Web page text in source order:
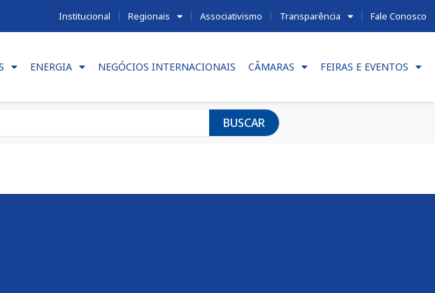
Institucional Regionais Associativismo Transparência Fale Conosco
ENERGIA NEGÓCIOS INTERNACIONAIS CÂMARAS FEIRAS E EVENTOS
BUSCAR